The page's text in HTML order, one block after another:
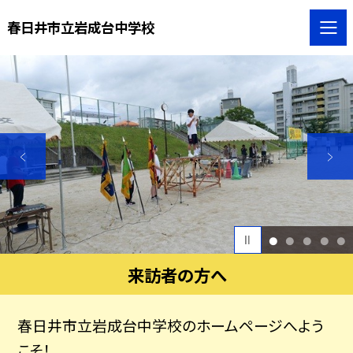
春日井市立岩成台中学校
1 2 3 4 5
来訪者の方へ
春日井市立岩成台中学校のホームページへよう